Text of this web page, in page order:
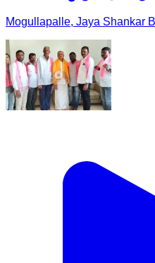
Mogullapalle, Jaya Shankar